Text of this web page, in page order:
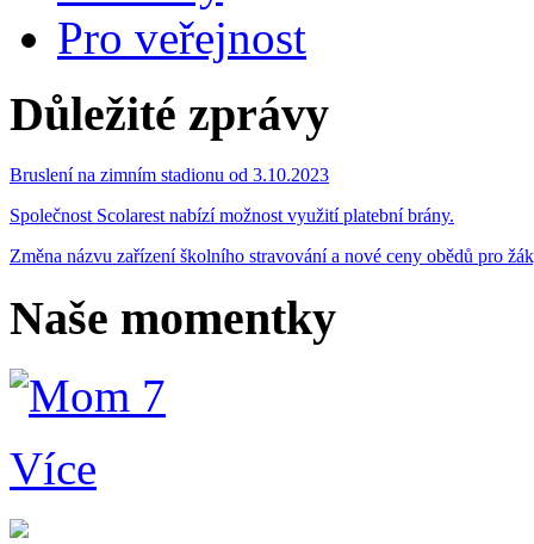
Pro veřejnost
Důležité zprávy
Bruslení na zimním stadionu od 3.10.2023
Společnost Scolarest nabízí možnost využití platební brány.
Změna názvu zařízení školního stravování a nové ceny obědů pro
Naše momentky
Více